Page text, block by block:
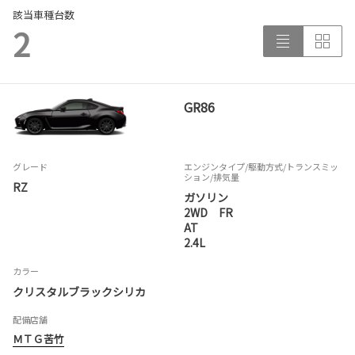
該当車種台数
2
GR86
グレード
RZ
エンジンタイプ/駆動方式/トランスミッ
ション/排気量
ガソリン
2WD FR
AT
2.4L
カラー
クリスタルブラックシリカ
配備店舗
ＭＴＧ苦竹